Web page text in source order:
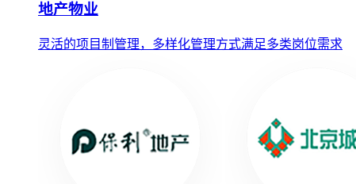
地产物业
灵活的项目制管理，多样化管理方式满足多类岗位需求